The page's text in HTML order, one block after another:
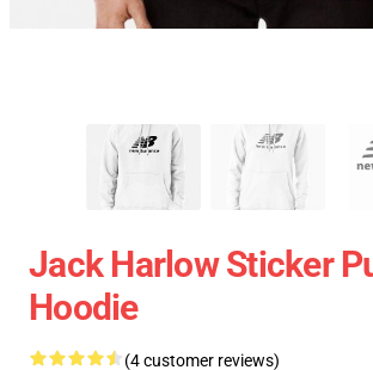
Jack Harlow Sticker
Hoodie
(4 customer reviews)